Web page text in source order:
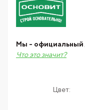
Цвет:
Мы - официальный
Что это значит?